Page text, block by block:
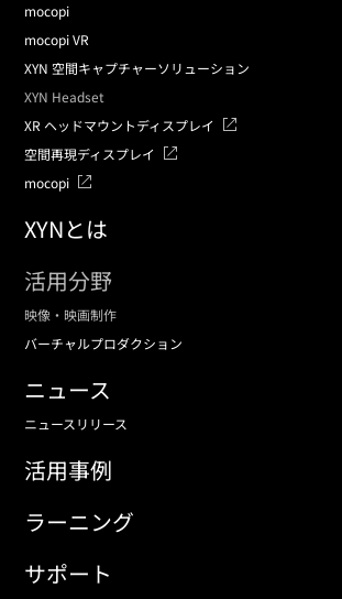
mocopi
mocopi VR
XYN 空間キャプチャーソリューション
XYN Headset
XR ヘッドマウントディスプレイ
空間再現ディスプレイ
mocopi
XYNとは
活用分野
映像・映画制作
バーチャルプロダクション
ニュース
ニュースリリース
活用事例
ラーニング
サポート